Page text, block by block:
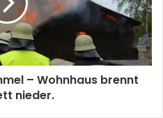
– Wohnhaus brennt
nieder.